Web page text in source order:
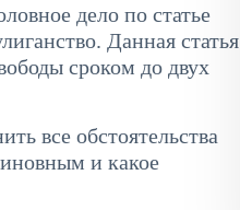
дело по статье
Данная статья
сроком до двух
все обстоятельства
и какое